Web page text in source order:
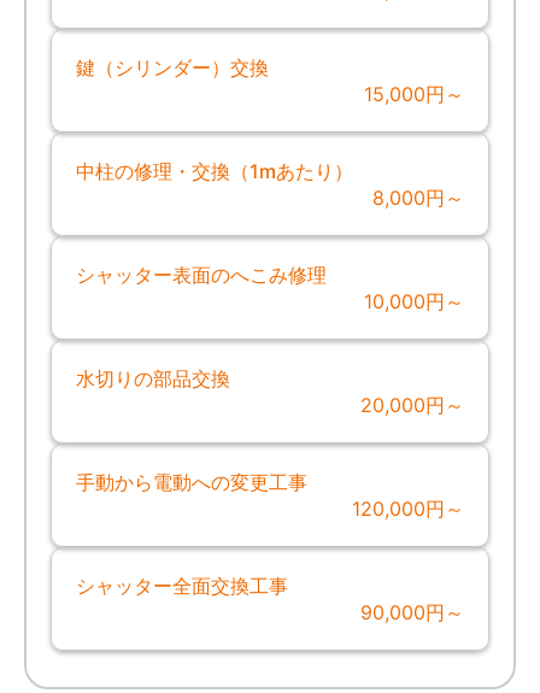
鍵（シリンダー）交換
15,000円～
中柱の修理・交換（1mあたり）
8,000円～
シャッター表面のへこみ修理
10,000円～
水切りの部品交換
20,000円～
手動から電動への変更工事
120,000円～
シャッター全面交換工事
90,000円～